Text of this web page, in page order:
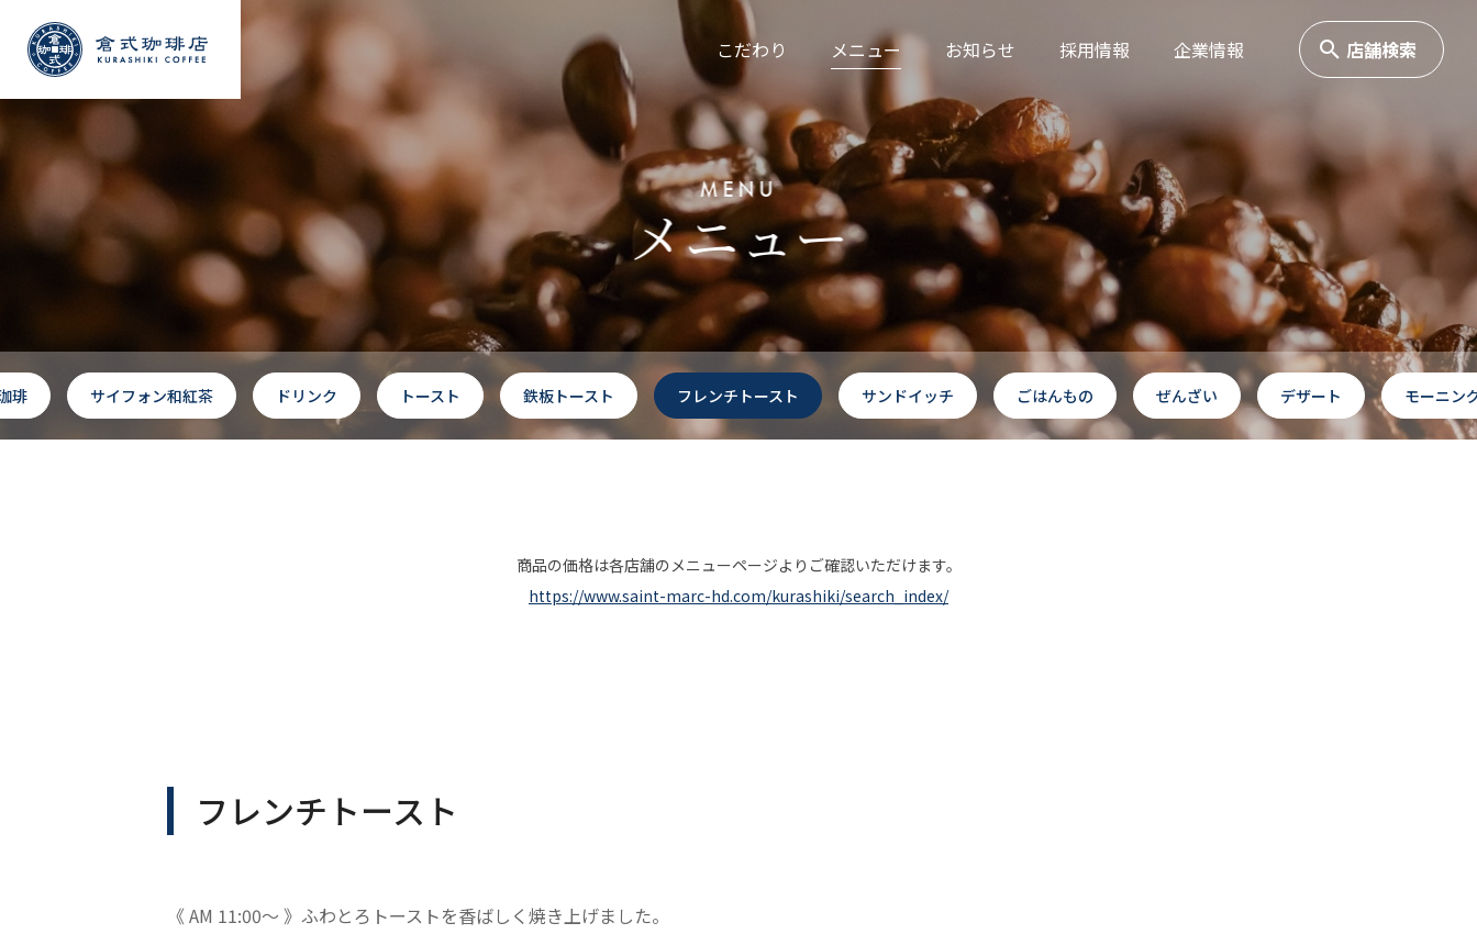
こだわり メニュー お知らせ 採用情報 企業情報 店舗検索
MENU
メニュー
琲 サイフォン和紅茶 ドリンク トースト 鉄板トースト フレンチトースト サンドイッチ ごはんもの ぜんざい デザート モーニン
商品の価格は各店舗のメニューページよりご確認いただけます。
https://www.saint-marc-hd.com/kurashiki/search_index/
フレンチトースト
《 AM 11:00～ 》ふわとろトーストを香ばしく焼き上げました。